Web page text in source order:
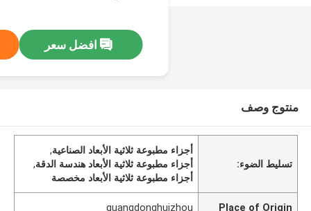
افضل سعر
منتوج وصف
تسليط الضوء:
أجزاء مطبوعة ثلاثية الأبعاد الصناعية,
أجزاء مطبوعة ثلاثية الأبعاد هندسة الدقة,
أجزاء مطبوعة ثلاثية الأبعاد مخصصة
Place of Origin
guangdonghuizhou